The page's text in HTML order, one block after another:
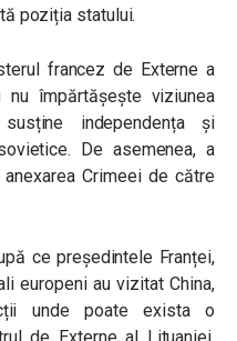
poziția statului.
francez de Externe a
împărtășește viziunea
independența și
De asemenea, a
Crimeei de către
ce președintele Franței,
europeni au vizitat China,
unde poate exista o